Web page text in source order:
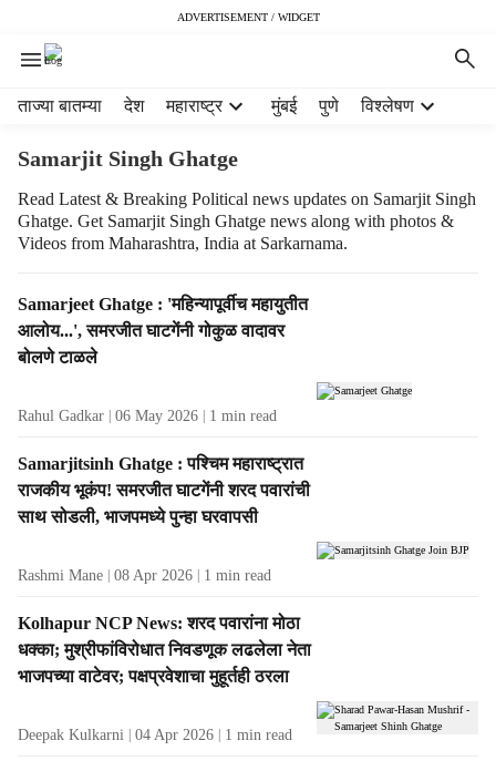
ADVERTISEMENT / WIDGET
ताज्या बातम्या देश महाराष्ट्र मुंबई पुणे विश्लेषण
Samarjit Singh Ghatge
Read Latest & Breaking Political news updates on Samarjit Singh
Ghatge. Get Samarjit Singh Ghatge news along with photos &
Videos from Maharashtra, India at Sarkarnama.
T
a
g
s
l
t
s
Samarjeet Ghatge : 'महिन्यापूर्वीच महायुतीत
आलोय...', समरजीत घाटगेंनी गोकुळ वादावर
बोलणे टाळले
Rahul Gadkar 06 May 2026 1 min read
Samarjitsinh Ghatge : पश्चिम महाराष्ट्रात
राजकीय भूकंप! समरजीत घाटगेंनी शरद पवारांची
साथ सोडली, भाजपमध्ये पुन्हा घरवापसी
Rashmi Mane 08 Apr 2026 1 min read
Kolhapur NCP News: शरद पवारांना मोठा
धक्का; मुश्रीफांविरोधात निवडणूक लढलेला नेता
भाजपच्या वाटेवर; पक्षप्रवेशाचा मुहूर्तही ठरला
Deepak Kulkarni 04 Apr 2026 1 min read